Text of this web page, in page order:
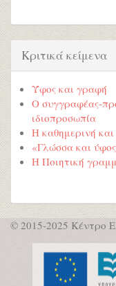
Κριτικά κείμενα
Ύφος και γραφή
Ο συγγραφέας-
ιδιοπροσωπία
Η καθημερινή
«Γλώσσα και
Η Ποιητική
© 2015-2025 Κέντρο